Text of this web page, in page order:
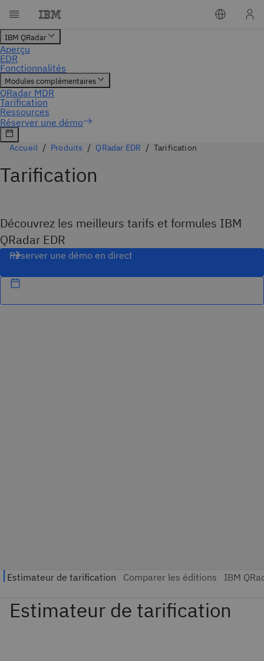
Accueil Produits QRadar EDR Tarification
Tarification
Découvrez les meilleurs tarifs et formules IBM
QRadar EDR
Réserver une démo en direct